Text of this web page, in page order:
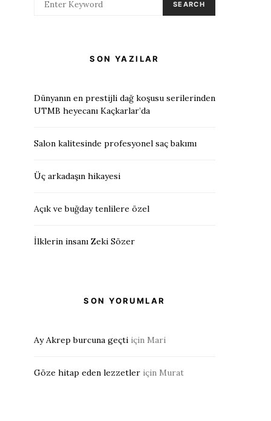
SEARCH
SON YAZILAR
Dünyanın en prestijli dağ koşusu serilerinden
UTMB heyecanı Kaçkarlar’da
Salon kalitesinde profesyonel saç bakımı
Üç arkadaşın hikayesi
Açık ve buğday tenlilere özel
İlklerin insanı Zeki Sözer
SON YORUMLAR
Ay Akrep burcuna geçti için Mari
Göze hitap eden lezzetler için Murat